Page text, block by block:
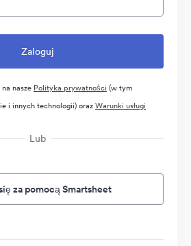
nasze Polityka prywatności (w tym
i innych technologii) orazWarunki usługi
Lub
za pomocą Smartsheet